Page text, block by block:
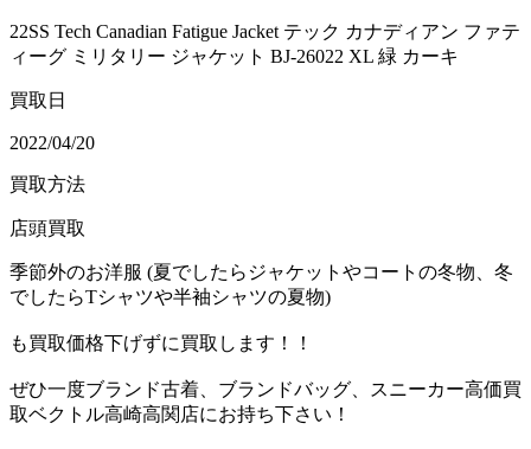
22SS Tech Canadian Fatigue Jacket テック カナディアン ファテ
ィーグ ミリタリー ジャケット BJ-26022 XL 緑 カーキ
買取日
2022/04/20
買取方法
店頭買取
季節外のお洋服 (夏でしたらジャケットやコートの冬物、冬
でしたらTシャツや半袖シャツの夏物)
も買取価格下げずに買取します！！
ぜひ一度ブランド古着、ブランドバッグ、スニーカー高価買
取ベクトル高崎高関店にお持ち下さい！